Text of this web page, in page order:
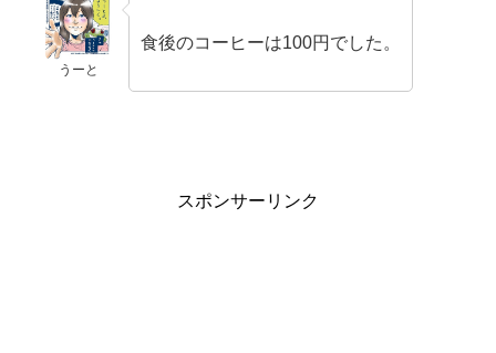
うーと
食後のコーヒーは100円でした。
スポンサーリンク